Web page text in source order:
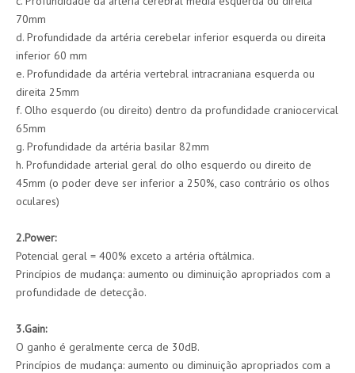
70mm
d. Profundidade da artéria cerebelar inferior esquerda ou direita
inferior 60 mm
e. Profundidade da artéria vertebral intracraniana esquerda ou
direita 25mm
f. Olho esquerdo (ou direito) dentro da profundidade craniocervical
65mm
g. Profundidade da artéria basilar 82mm
h. Profundidade arterial geral do olho esquerdo ou direito de
45mm (o poder deve ser inferior a 250%, caso contrário os olhos
oculares)
2.Power:
Potencial geral = 400% exceto a artéria oftálmica.
Princípios de mudança: aumento ou diminuição apropriados com a
profundidade de detecção.
3.Gain:
O ganho é geralmente cerca de 30dB.
Princípios de mudança: aumento ou diminuição apropriados com a